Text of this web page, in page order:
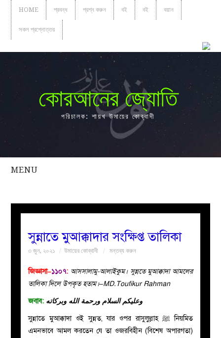
HOME প্রবন্ধ প্রশ্ন করুন বই বই বয়ান
সকল প্রশ্নোত্তর
কোরআনের জ্যোতি
পরিচালক: শায়খ উমায়ের কোব্বাদী
MENU
সকল
বয়ান
নারীদের
ইসলাহী
সুন্নাতে মুআক্কাদার সংক্ষিপ্ত তালিকা
৩ জুন, ২০২১ উমায়ের কোব্বাদী মন্তব্য করুন
জিজ্ঞাসা–১১০৭: আসসালামু-আলাইকুম। সুন্নতে মুআক্কাদা আমলের
তালিকা দিলে উপকৃত হতাম।–MD.Toufikur Rahman
জবাব: وعليكم السلام ورحمة الله وبركاته
সুন্নাতে মুআক্কাদা ওই সুন্নত, যার ওপর রাসুলুল্লাহ ﷺ নিয়মিত
এমনভাবে আমল করতেন যে তা ওজরবিহীন (বিশেষ অপারগতা)